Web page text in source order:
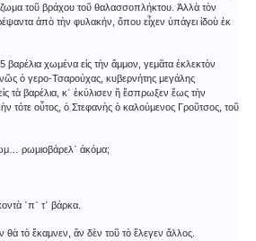
τοῦ βράχου τοῦ θαλασσοπλήκτου. Ἀλλὰ τὸν
ἀπὸ τὴν φυλακήν, ὅπου εἶχεν ὑπάγει ἰδοὺ ἐκ
χωμένα εἰς τὴν ἄμμον, γεμᾶτα ἐκλεκτὸν
ὁ γερο-Τσαρούχας, κυβερνήτης μεγάλης
τὰ βαρέλια, κ᾿ ἐκύλισεν ἢ ἔσπρωξεν ἕως τὴν
τότε οὗτος, ὁ Στεφανὴς ὁ καλούμενος Γροῦτσος, τοῦ
ρωμιοβάρελ᾿ ἀκόμα;
᾽π᾿ τ᾿ βάρκα.
τὸ ἔκαμνεν, ἂν δὲν τοῦ τὸ ἔλεγεν ἄλλος.